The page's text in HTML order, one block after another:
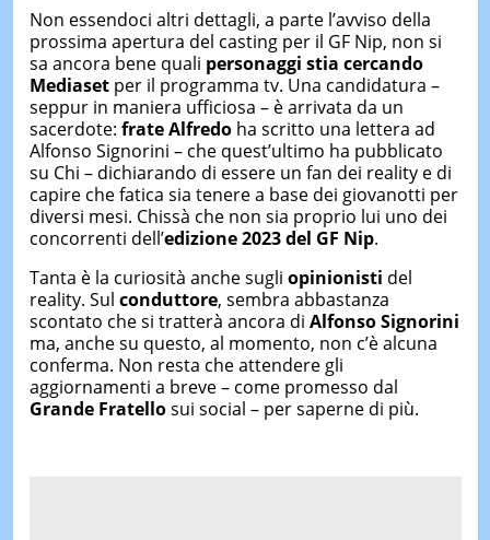
Non essendoci altri dettagli, a parte l’avviso della
prossima apertura del casting per il GF Nip, non si
sa ancora bene quali personaggi stia cercando
Mediasetper il programma tv. Una candidatura –
seppur in maniera ufficiosa – è arrivata da un
sacerdote: frate Alfredoha scritto una lettera ad
Alfonso Signorini – che quest’ultimo ha pubblicato
su Chi – dichiarando di essere un fan dei reality e di
capire che fatica sia tenere a base dei giovanotti per
diversi mesi. Chissà che non sia proprio lui uno dei
concorrenti dell’edizione 2023 del GF Nip.
Tanta è la curiosità anche sugli opinionisti del
reality. Sul conduttore, sembra abbastanza
scontato che si tratterà ancora di Alfonso Signorini
ma, anche su questo, al momento, non c’è alcuna
conferma. Non resta che attendere gli
aggiornamenti a breve – come promesso dal
Grande Fratellosui social – per saperne di più.